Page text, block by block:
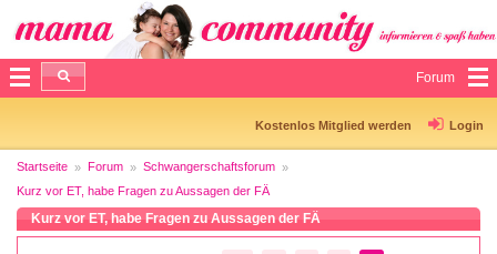
Forum
Kostenlos Mitglied werden Login
Startseite Forum
Schwangerschaftsforum
Kurz vor ET, habe Fragen zu Aussagen der FÄ
Kurz vor ET, habe Fragen zu Aussagen der FÄ